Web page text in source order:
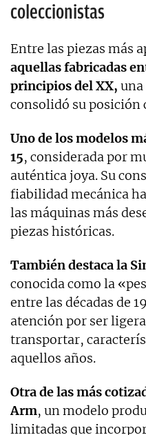
coleccionistas
Entre las piezas más
aquellas fabricadas
principios del XX, una
consolidó su posición
Uno de los modelos
15, considerada por
auténtica joya. Su
fiabilidad mecánica
las máquinas más
piezas históricas.
También destaca la
conocida como la
entre las décadas de
atención por ser
transportar,
aquellos años.
Otra de las más
Arm, un modelo
limitadas que